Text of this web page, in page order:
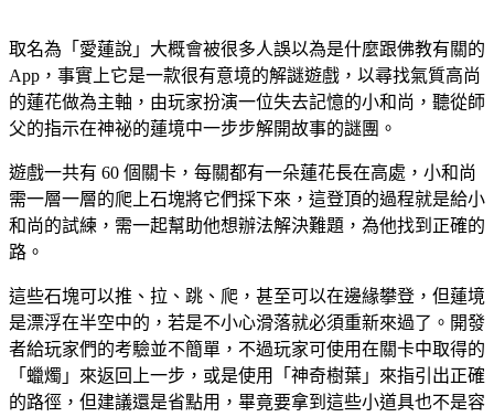
取名為「愛蓮說」大概會被很多人誤以為是什麼跟佛教有關的
App，事實上它是一款很有意境的解謎遊戲，以尋找氣質高尚
的蓮花做為主軸，由玩家扮演一位失去記憶的小和尚，聽從師
父的指示在神祕的蓮境中一步步解開故事的謎團。
遊戲一共有 60 個關卡，每關都有一朵蓮花長在高處，小和尚
需一層一層的爬上石塊將它們採下來，這登頂的過程就是給小
和尚的試練，需一起幫助他想辦法解決難題，為他找到正確的
路。
這些石塊可以推、拉、跳、爬，甚至可以在邊緣攀登，但蓮境
是漂浮在半空中的，若是不小心滑落就必須重新來過了。開發
者給玩家們的考驗並不簡單，不過玩家可使用在關卡中取得的
「蠟燭」來返回上一步，或是使用「神奇樹葉」來指引出正確
的路徑，但建議還是省點用，畢竟要拿到這些小道具也不是容